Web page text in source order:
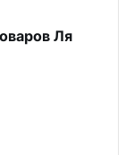
Ля